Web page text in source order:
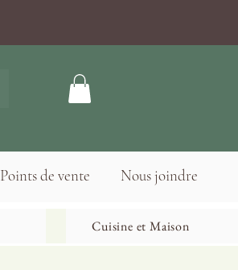
Points de vente Nous joindre
Cuisine et Maison